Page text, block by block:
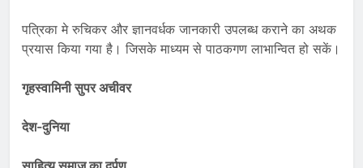
पत्रिका मे रुचिकर और ज्ञानवर्धक जानकारी उपलब्ध कराने का अथक
प्रयास किया गया है। जिसके माध्यम से पाठकगण लाभान्वित हो सकें।
गृहस्वामिनी सुपर अचीवर
देश-दुनिया